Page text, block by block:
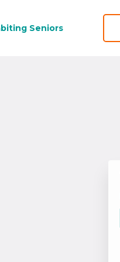
Seniors
Seniors